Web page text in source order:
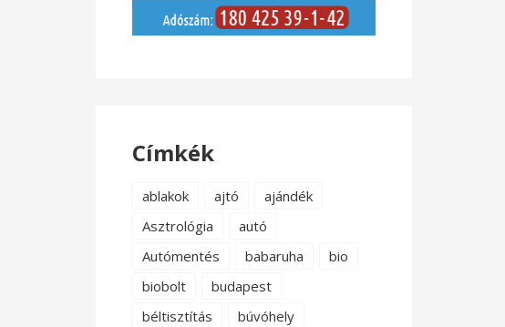
Címkék
ablakok ajtó
ajándék
Asztrológia
autó
Autómentés
babaruha
bio
biobolt
budapest
béltisztítás
búvóhely